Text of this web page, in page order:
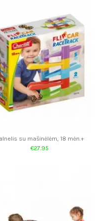
su mašinėlėm, 18 mėn.+
€27.95